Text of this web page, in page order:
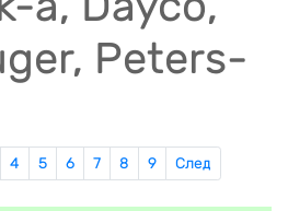
Peters-
4 5 6 7 8 9 След